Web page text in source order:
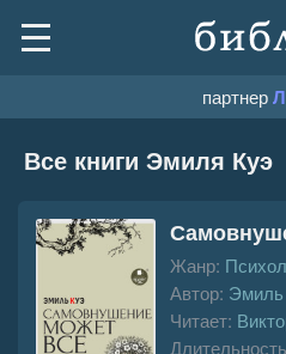
партнер
Все книги Эмиля Куэ
Жанр:
Автор: Эмиль
Читает: